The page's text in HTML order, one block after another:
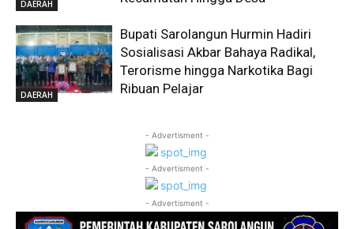
DAERAH
DAERAH
Bupati Sarolangun Hurmin Hadiri
Sosialisasi Akbar Bahaya Radikal,
Terorisme hingga Narkotika Bagi
Ribuan Pelajar
- Advertisment -
- Advertisment -
- Advertisment -